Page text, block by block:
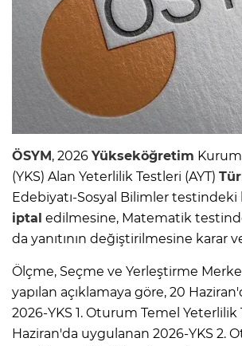
ÖSYM, 2026 Yükseköğretim
(YKS) Alan Yeterlilik Testleri (AYT)
Edebiyatı-Sosyal Bilimler
iptal edilmesine, Matematik
da yanıtının değiştirilmesine karar
Ölçme, Seçme ve Yerleştirme
yapılan açıklamaya göre, 20
2026-YKS 1. Oturum Temel Yeterlilik
Haziran'da uygulanan 2026-YKS 2.